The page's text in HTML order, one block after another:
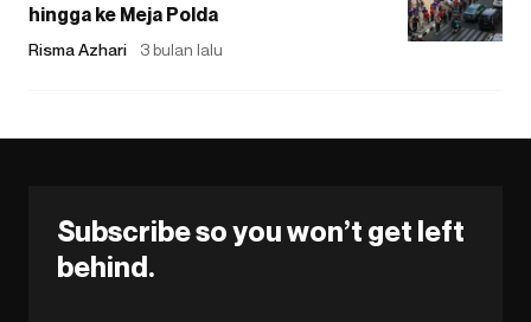
hingga ke Meja Polda
Risma Azhari 3 bulan lalu
Subscribe so you won’t get left
behind.